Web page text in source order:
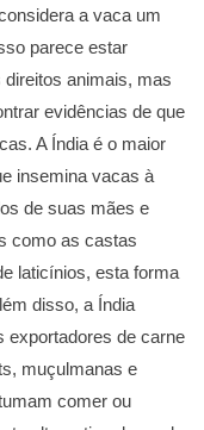
a vaca um
parece estar
animais, mas
evidências de que
A Índia é o maior
insemina vacas à
de suas mães e
como as castas
laticínios, esta forma
disso, a Índia
exportadores de carne
muçulmanas e
comer ou